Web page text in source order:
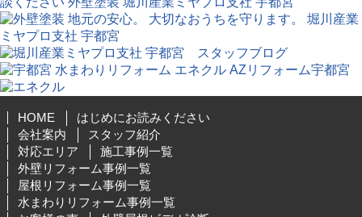
HOME
はじめにお読みください
会社案内
スタッフ紹介
対応エリア
施工事例一覧
外壁リフォーム事例一覧
屋根リフォーム事例一覧
水まわりリフォーム事例一覧